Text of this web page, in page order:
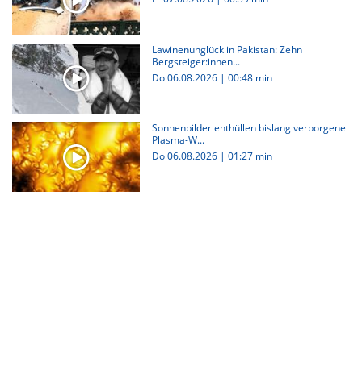
Lawinenunglück in Pakistan: Zehn
Bergsteiger:innen...
Do 06.08.2026 | 00:48 min
Sonnenbilder enthüllen bislang verborgene
Plasma-W...
Do 06.08.2026 | 01:27 min